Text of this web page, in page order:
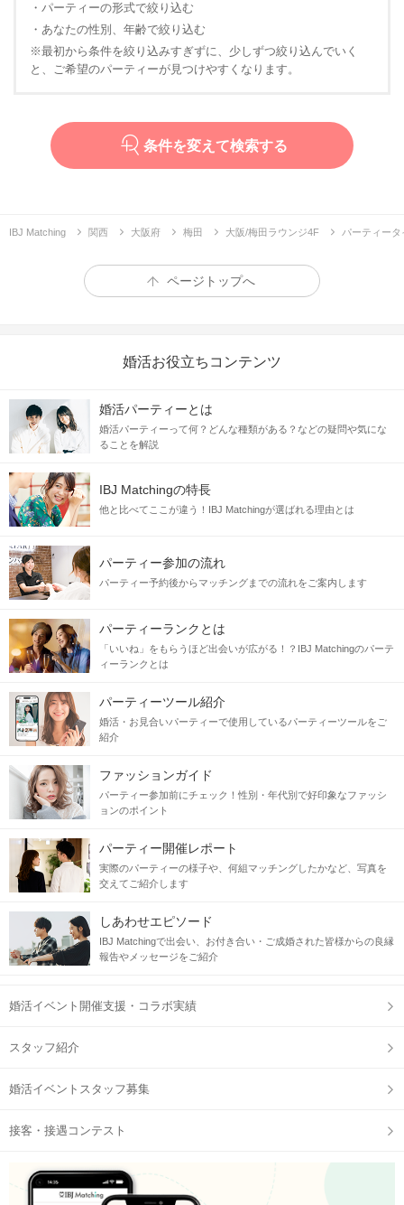
・パーティーの形式で絞り込む
・あなたの性別、年齢で絞り込む
※最初から条件を絞り込みすぎずに、少しずつ絞り込んでいく
と、ご希望のパーティーが見つけやすくなります。
条件を変えて検索する
IBJ Matching 関西 大阪府 梅田 大阪/梅田ラウンジ4F パーティー
ページトップへ
婚活お役立ちコンテンツ
婚活パーティーとは
婚活パーティーって何？どんな種類がある？などの疑問や気にな
ることを解説
IBJ Matchingの特長
他と比べてここが違う！IBJ Matchingが選ばれる理由とは
パーティー参加の流れ
パーティー予約後からマッチングまでの流れをご案内します
パーティーランクとは
「いいね」をもらうほど出会いが広がる！？IBJ Matchingのパーテ
ィーランクとは
パーティーツール紹介
婚活・お見合いパーティーで使用しているパーティーツールをご
紹介
ファッションガイド
パーティー参加前にチェック！性別・年代別で好印象なファッシ
ョンのポイント
パーティー開催レポート
実際のパーティーの様子や、何組マッチングしたかなど、写真を
交えてご紹介します
しあわせエピソード
IBJ Matchingで出会い、お付き合い・ご成婚された皆様からの良縁
報告やメッセージをご紹介
婚活イベント開催支援・コラボ実績
スタッフ紹介
婚活イベントスタッフ募集
接客・接遇コンテスト